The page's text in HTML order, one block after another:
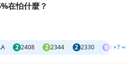
在怕什麼？
2 2408 2 2344 2 2330 6 6770
+7